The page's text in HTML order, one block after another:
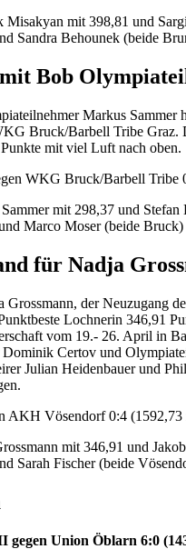
Misakyan mit 398,81 und
Sandra Behounek (beide
Bob
Markus Sammer
Bruck/Barbell Tribe Graz.
mit viel Luft nach oben.
WKG Bruck/Barbell Tribe
mit 298,37 und
Marco Moser (beide
für Nadja
Grossmann, der Neuzugang
Lochnerin 346,91
vom 19.- 26. April in
Certov und
Julian Heidenbauer und
AKH Vösendorf 0:4 (1592,73
mit 346,91 und
Sarah Fischer (beide
Union Öblarn 6:0